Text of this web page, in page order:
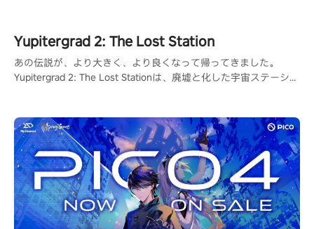
Yupitergrad 2: The Lost Station
あの伝説が、より大きく、より良くなって帰ってきました。
Yupitergrad 2: The Lost Stationは、廃墟と化した宇宙ステーショ